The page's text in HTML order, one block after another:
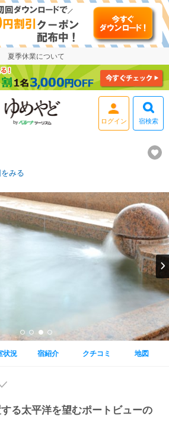
夏季休業について
ログイン 宿検索
みる
状況 宿紹介 クチコミ 地図
る太平洋を望むポートビューの